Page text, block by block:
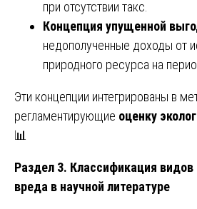
при отсутствии такс.
Концепция упущенной
недополученные доходы от
природного ресурса на
Эти концепции интегрированы в
регламентирующие оценку
📊
Раздел 3. Классификация видов
вреда в научной литературе